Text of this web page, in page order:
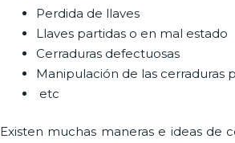
Perdida de llaves
Llaves partidas o en mal estado
Cerraduras defectuosas
Manipulación de las cerraduras
etc
Existen muchas maneras e ideas de